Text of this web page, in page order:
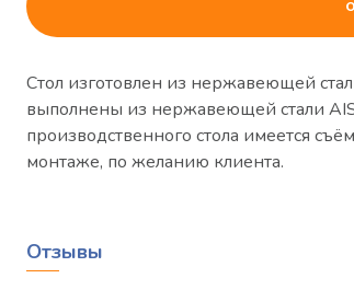
Стол изготовлен из нержавеющей
выполнены из нержавеющей стали
производственного стола имеется
монтаже, по желанию клиента.
Отзывы